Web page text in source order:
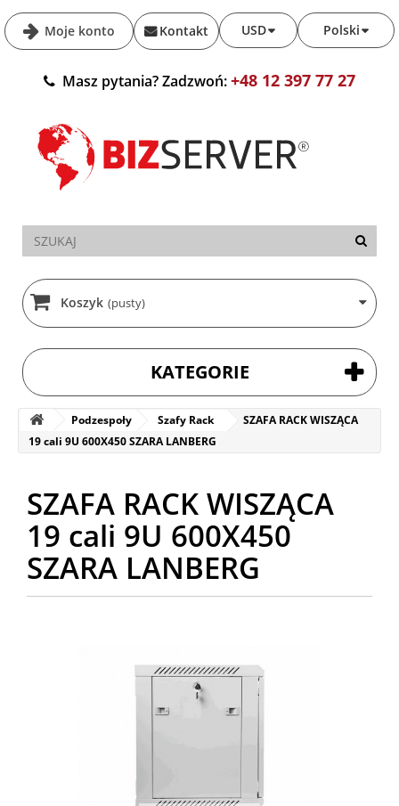
Moje konto Polski
USD
Kontakt
Masz pytania? Zadzwoń:+48 12 397 77 27
Koszyk (pusty)
KATEGORIE
Podzespoły Szafy Rack
SZAFA RACK WISZĄCA
19 cali 9U 600X450 SZARA LANBERG
SZAFA RACK WISZĄCA
19 cali 9U 600X450
SZARA LANBERG